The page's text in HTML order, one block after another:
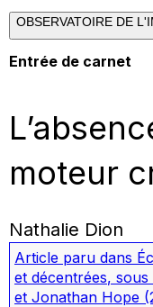
OBSERVATOIRE DE
Entrée de carnet
moteur
Nathalie Dion
Article paru dans
et décentrées, sous
et Jonathan Hope